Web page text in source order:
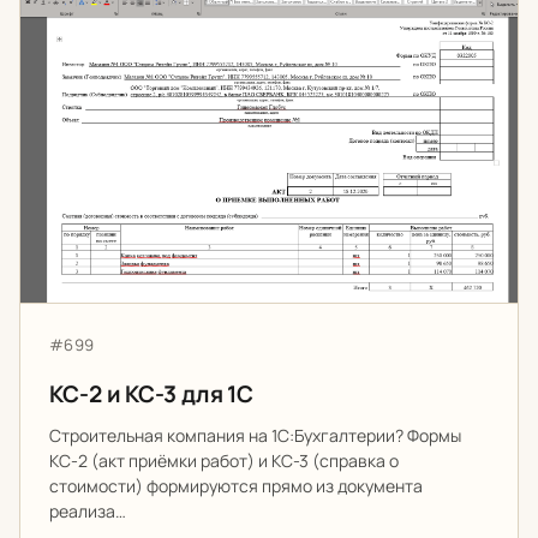
КС-2 и КС-3 для 1С
Артикул:
#699
КС-2 и КС-3 для 1С
Строительная компания на 1С:Бухгалтерии? Формы
КС-2 (акт приёмки работ) и КС-3 (справка о
стоимости) формируются прямо из документа
реализа…